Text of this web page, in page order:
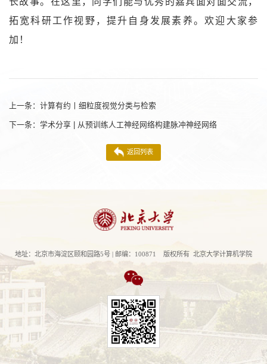
拓宽科研工作视野，提升自身发展素养。欢迎大家参
加！
上一条： 计算有约丨细粒度视觉分类与检索
下一条： 学术分享 | 从预训练人工神经网络构建脉冲神经网络
返回列表
地址：北京市海淀区颐和园路5号 | 邮编：100871 版权所有 北京大学计算机学院